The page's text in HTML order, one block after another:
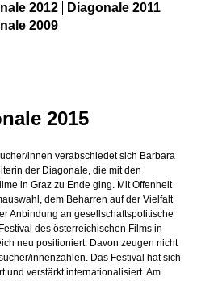
2015
innen verabschiedet sich Barbara
der Diagonale, die mit den
in Graz zu Ende ging. Mit Offenheit
dem Beharren auf der Vielfalt
Anbindung an gesellschaftspolitische
des österreichischen Films in
neu positioniert. Davon zeugen nicht
innenzahlen. Das Festival hat sich
und verstärkt internationalisiert. Am